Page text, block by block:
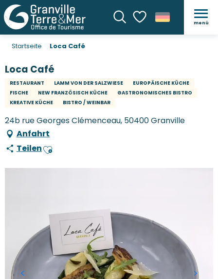
SucheVoir les favoris
menü
Startseite Loca Café
Loca Café
RESTAURANT LAMM VON DER SALZWIESE
EUROPÄISCHE KÜCHE
FISCHE
NEW FRANZÖSISCH KÜCHE
GASTRONOMISCHES BISTRO
KREATIVE KÜCHE
BISTRO / WEINBAR
24b rue Georges Clémenceau, 50400 Granville
Anfahrt
TeilenAjouter aux favoris